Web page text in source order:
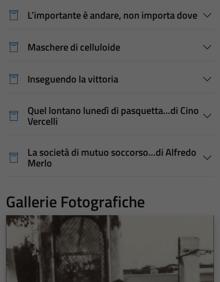
L’importante è andare, non importa dove
Maschere di celluloide
Inseguendo la vittoria
Quel lontano lunedì di pasquetta...di Cino
Vercelli
La società di mutuo soccorso...di Alfredo
Merlo
Gallerie Fotografiche